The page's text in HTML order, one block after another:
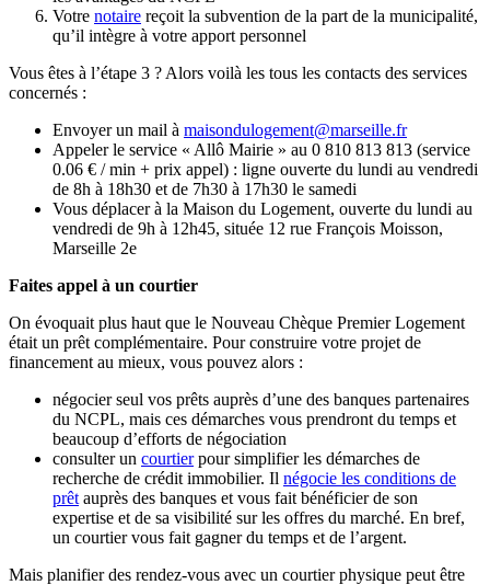
Votre notaire reçoit la subvention de la part de la municipalité,
qu’il intègre à votre apport personnel
Vous êtes à l’étape 3 ? Alors voilà les tous les contacts des services
concernés :
Envoyer un mail à maisondulogement@marseille.fr
Appeler le service « Allô Mairie » au 0 810 813 813 (service
0.06 € / min + prix appel) : ligne ouverte du lundi au vendredi
de 8h à 18h30 et de 7h30 à 17h30 le samedi
Vous déplacer à la Maison du Logement, ouverte du lundi au
vendredi de 9h à 12h45, située 12 rue François Moisson,
Marseille 2e
Faites appel à un courtier
On évoquait plus haut que le Nouveau Chèque Premier Logement
était un prêt complémentaire. Pour construire votre projet de
financement au mieux, vous pouvez alors :
négocier seul vos prêts auprès d’une des banques partenaires
du NCPL, mais ces démarches vous prendront du temps et
beaucoup d’efforts de négociation
consulter un courtierpour simplifier les démarches de
recherche de crédit immobilier. Il négocie les conditions de
prêt auprès des banques et vous fait bénéficier de son
expertise et de sa visibilité sur les offres du marché. En bref,
un courtier vous fait gagner du temps et de l’argent.
Mais planifier des rendez-vous avec un courtier physique peut être